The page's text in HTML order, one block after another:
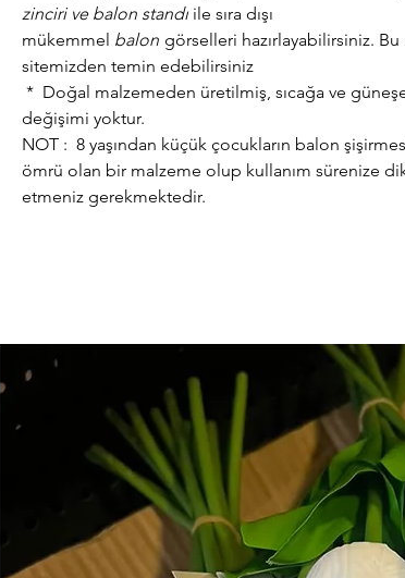
zinciri ve balon standı ile sıra dışı
mükemmel balon görselleri hazırlayabilirsiniz.
sitemizden temin edebilirsiniz
* Doğal malzemeden üretilmiş, sıcağa ve güneşe
değişimi yoktur.
NOT : 8 yaşından küçük çocukların balon şişirmesi
ömrü olan bir malzeme olup kullanım sürenize
etmeniz gerekmektedir.